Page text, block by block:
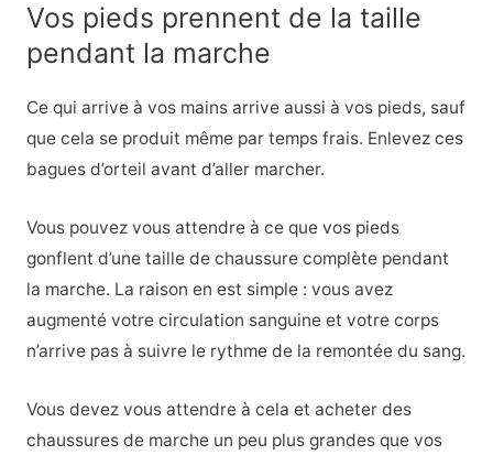
Vos pieds prennent de la taille
pendant la marche
Ce qui arrive à vos mains arrive aussi à vos pieds, sauf
que cela se produit même par temps frais. Enlevez ces
bagues d’orteil avant d’aller marcher.
Vous pouvez vous attendre à ce que vos pieds
gonflent d’une taille de chaussure complète pendant
la marche. La raison en est simple : vous avez
augmenté votre circulation sanguine et votre corps
n’arrive pas à suivre le rythme de la remontée du sang.
Vous devez vous attendre à cela et acheter des
chaussures de marche un peu plus grandes que vos